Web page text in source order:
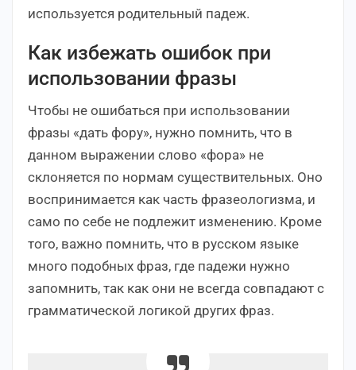
используется родительный падеж.
Как избежать ошибок при
использовании фразы
Чтобы не ошибаться при использовании
фразы «дать фору», нужно помнить, что в
данном выражении слово «фора» не
склоняется по нормам существительных. Оно
воспринимается как часть фразеологизма, и
само по себе не подлежит изменению. Кроме
того, важно помнить, что в русском языке
много подобных фраз, где падежи нужно
запомнить, так как они не всегда совпадают с
грамматической логикой других фраз.